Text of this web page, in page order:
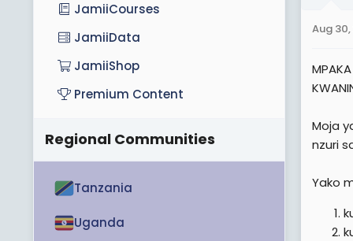
Aug
Moja
nzuri
Yako
JamiiCourses
JamiiData
JamiiShop
Premium Content
Regional Communities
Tanzania
Uganda